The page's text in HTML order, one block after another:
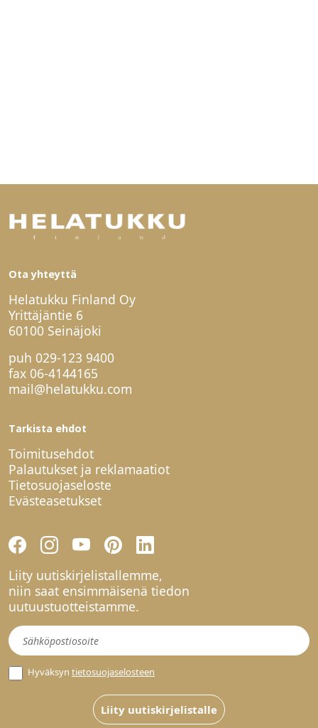
Ota yhteyttä
Helatukku Finland Oy
Yrittäjäntie 6
60100 Seinäjoki
puh 029-123 9400
fax 06-4144165
mail@helatukku.com
Tarkista ehdot
Toimitusehdot
Palautukset ja reklamaatiot
Tietosuojaseloste
Evästeasetukset
Liity uutiskirjelistallemme,
niin saat ensimmäisenä tiedon
uutuustuotteistamme.
Uutiskirje
Hyväksyn tietosuojaselosteen
Liity uutiskirjelistalle